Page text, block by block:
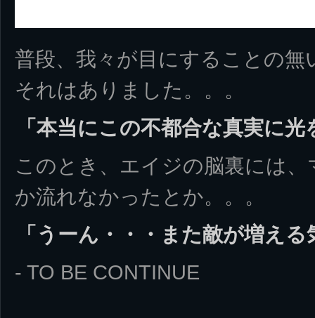
普段、我々が目にすることの無
それはありました。。。
「本当にこの不都合な真実に
このとき、エイジの脳裏には
か流れなかったとか。。。
「うーん・・・また敵が増え
- TO BE CONTINUE